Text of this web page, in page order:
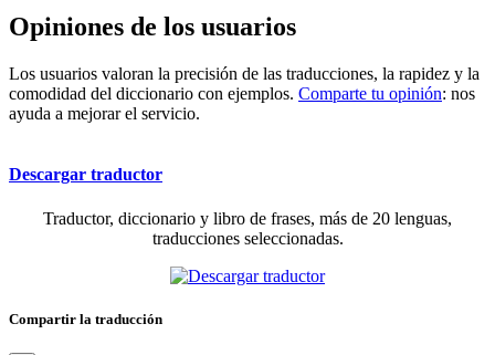
Opiniones de los usuarios
Los usuarios valoran la precisión de las traducciones, la rapidez y la
comodidad del diccionario con ejemplos. Comparte tu opinión: nos
ayuda a mejorar el servicio.
Descargar traductor
Traductor, diccionario y libro de frases, más de 20 lenguas,
traducciones seleccionadas.
Compartir la traducción